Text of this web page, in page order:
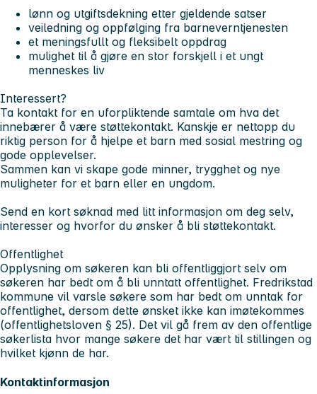
lønn og utgiftsdekning etter gjeldende satser
veiledning og oppfølging fra barneverntjenesten
et meningsfullt og fleksibelt oppdrag
mulighet til å gjøre en stor forskjell i et ungt
menneskes liv
Interessert?
Ta kontakt for en uforpliktende samtale om hva det
innebærer å være støttekontakt. Kanskje er nettopp du
riktig person for å hjelpe et barn med sosial mestring og
gode opplevelser.
Sammen kan vi skape gode minner, trygghet og nye
muligheter for et barn eller en ungdom.
Send en kort søknad med litt informasjon om deg selv,
interesser og hvorfor du ønsker å bli støttekontakt.
Offentlighet
Opplysning om søkeren kan bli offentliggjort selv om
søkeren har bedt om å bli unntatt offentlighet. Fredrikstad
kommune vil varsle søkere som har bedt om unntak for
offentlighet, dersom dette ønsket ikke kan imøtekommes
(offentlighetsloven § 25). Det vil gå frem av den offentlige
søkerlista hvor mange søkere det har vært til stillingen og
hvilket kjønn de har.
Kontaktinformasjon